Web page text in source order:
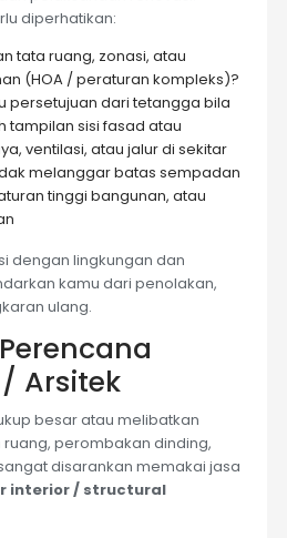
diperhatikan:
tata ruang, zonasi, atau
(HOA / peraturan kompleks)?
persetujuan dari tetangga bila
tampilan sisi fasad atau
ventilasi, atau jalur di sekitar
melanggar batas sempadan
tinggi bangunan, atau
dengan lingkungan dan
kamu dari penolakan,
ulang.
Arsitek
besar atau melibatkan
perombakan dinding,
disarankan memakai jasa
interior / structural